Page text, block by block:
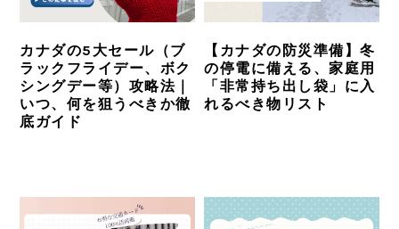
カナダの5大セール（ブ
ラックフライデー、ボク
シングデー等）攻略法｜
いつ、何を狙うべきか徹
底ガイド
【カナダの防災準備】冬
の停電に備える、家庭用
「非常持ち出し袋」に入
れるべき物リスト